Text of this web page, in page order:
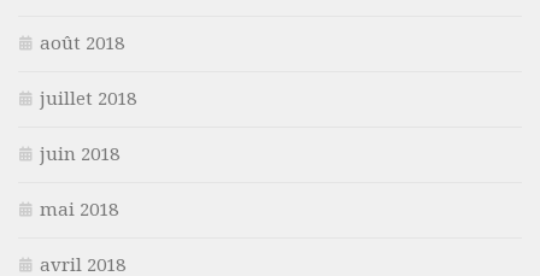
août 2018
juillet 2018
juin 2018
mai 2018
avril 2018